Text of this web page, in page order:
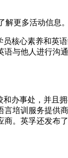
更多活动信息。
核心素养和英
与他人进行沟
办事处，并且
培训服务提供
。英孚还发布